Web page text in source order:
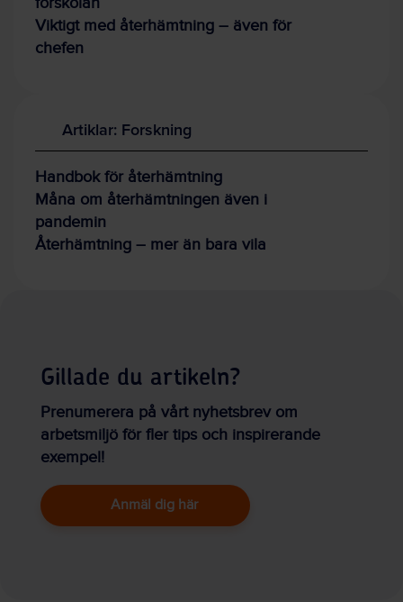
Viktigt med återhämtning – även för
chefen
Artiklar: Forskning
Handbok för återhämtning
Måna om återhämtningen även i
pandemin
Återhämtning – mer än bara vila
Gillade du artikeln?
Prenumerera på vårt nyhetsbrev om
arbetsmiljö för fler tips och inspirerande
exempel!
Anmäl dig här